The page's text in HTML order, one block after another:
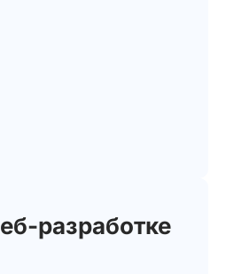
разработке